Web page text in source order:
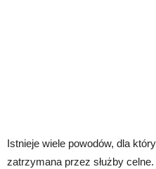
Istnieje wiele powodów, dla
zatrzymana przez służby